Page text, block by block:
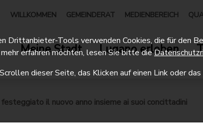
WILLKOMMEN GEMEINDERAT MEDIENBEREICH
Meine Stadt Lugano erleben
il nuovo anno insieme ai suoi concittadini
Drittanbieter-Tools verwenden Cookies, die für den
erfahren möchten, lesen Sie bitte die
dieser Seite, das Klicken auf einen Link oder